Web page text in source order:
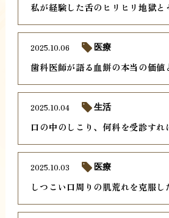
私が経験した舌のヒリヒリ地獄と
歯科医師が語る血餅の本当の価値
2025.10.06 医療
口の中のしこり、何科を受診すれ
2025.10.04 生活
しつこい口周りの肌荒れを克服し
2025.10.03 医療